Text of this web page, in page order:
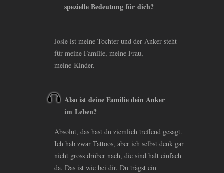
spezielle Bedeutung für dich?
Josie ist meine Tochter und der Anker steht
für meine Familie, meine Frau,
meine Kinder.
Also ist deine Familie dein Anker
im Leben?
Absolut, das hast du ziemlich treffend gesagt.
Ich hab zwar Tattoos, aber ich selbst denk gar
nicht gross drüber nach, die sind halt einfach
da. Das ist wie bei dir. Du trägst ein